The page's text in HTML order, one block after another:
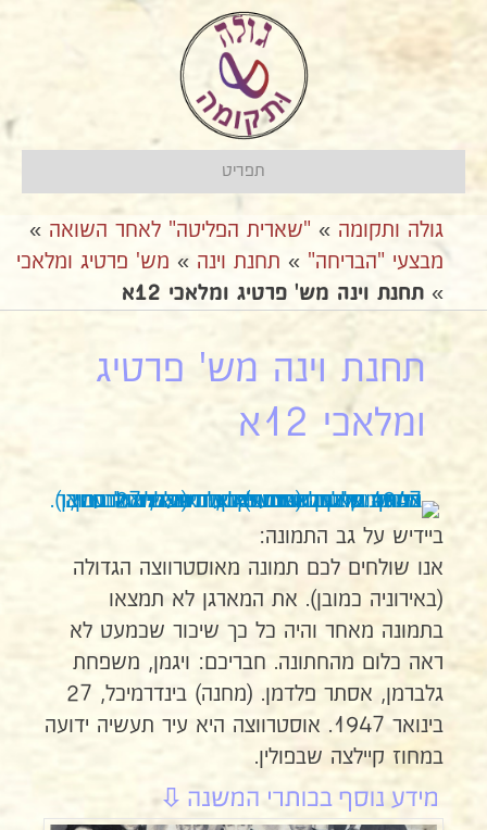
תפריט
גולה ותקומה » "שארית הפליטה" לאחר השואה »
מבצעי "הבריחה" » בתחנת וינה » מש' פרטיג ומלאכי
» תחנת וינה מש' פרטיג ומלאכי 12א
תחנת וינה מש' פרטיג
ומלאכי 12א
ביידיש על גב התמונה:
אנו שולחים לכם תמונה מאוסטרווצה הגדולה
(באירוניה כמובן). את המארגן לא תמצאו
בתמונה מאחר והיה כל כך שיכור שכמעט לא
ראה כלום מהחתונה. חבריכם: ויגמן, משפחת
גלברמן, אסתר פלדמן. (מחנה) בינדרמיכל, 27
בינואר 1947. אוסטרווצה היא עיר תעשיה ידועה
במחוז קיילצה שבפולין.